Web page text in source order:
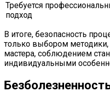
Требуется
подход
В итоге, безопасность
только выбором
мастера, соблюдением
индивидуальными